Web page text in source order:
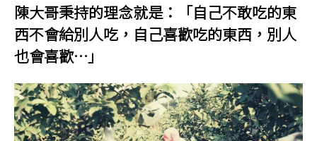
陳大哥秉持的理念就是：「自己不敢吃的東
西不會給別人吃，自己喜歡吃的東西，別人
也會喜歡…」